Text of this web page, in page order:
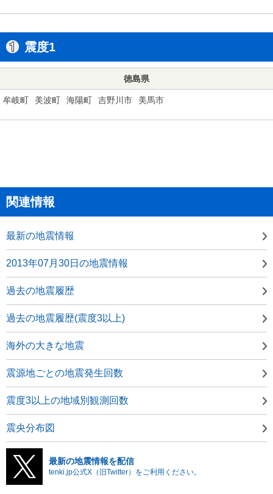
震度1
徳島県
牟岐町 美波町 海陽町 吉野川市 美馬市
関連情報
最新の地震情報
2013年07月30日の地震情報
過去の地震履歴
過去の地震履歴(震度3以上)
海外の大きな地震
震源地ごとの地震発生回数
震度3以上の地域別観測回数
震央分布図
最新の地震情報を配信
tenki.jp公式X（旧Twitter）をご利用ください。